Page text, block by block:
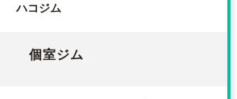
ハコジム
個室ジム